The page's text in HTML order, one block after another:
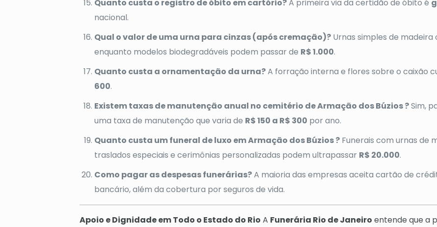
Quanto custa o registro de óbito em cartório?A primeira via da certidão de óbito é
nacional.
Qual o valor de uma urna para cinzas (após cremação)? Urnas simples de
enquanto modelos biodegradáveis podem passar de R$ 1.000.
Quanto custa a ornamentação da urna?A forração interna e flores sobre o caixão
600.
Existem taxas de manutenção anual no cemitério de Armação dos Búzios ?Sim,
uma taxa de manutenção que varia de R$ 150 a R$ 300 por ano.
Quanto custa um funeral de luxo em Armação dos Búzios ? Funerais com urnas de
traslados especiais e cerimônias personalizadas podem ultrapassar R$ 20.000.
Como pagar as despesas funerárias?A maioria das empresas aceita cartão de
bancário, além da cobertura por seguros de vida.
Apoio e Dignidade em Todo o Estado do Rio A Funerária Rio de Janeiro entende que a